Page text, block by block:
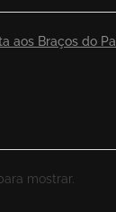
aos Braços do
mostrar.